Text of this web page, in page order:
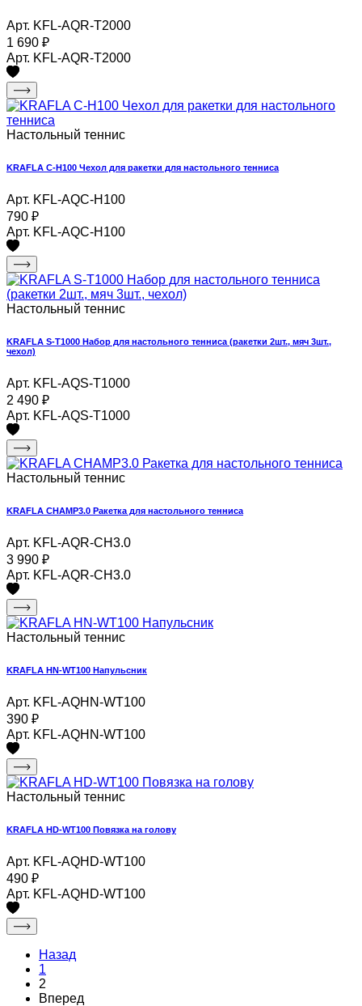
Арт. KFL-AQR-T2000
1 690 ₽
Арт. KFL-AQR-T2000
Настольный теннис
KRAFLA C-H100 Чехол для ракетки для настольного тенниса
Арт. KFL-AQC-H100
790 ₽
Арт. KFL-AQC-H100
Настольный теннис
KRAFLA S-T1000 Набор для настольного тенниса (ракетки 2шт., мяч 3шт.,
чехол)
Арт. KFL-AQS-T1000
2 490 ₽
Арт. KFL-AQS-T1000
Настольный теннис
KRAFLA CHAMP3.0 Ракетка для настольного тенниса
Арт. KFL-AQR-CH3.0
3 990 ₽
Арт. KFL-AQR-CH3.0
Настольный теннис
KRAFLA HN-WT100 Напульсник
Арт. KFL-AQHN-WT100
390 ₽
Арт. KFL-AQHN-WT100
Настольный теннис
KRAFLA HD-WT100 Повязка на голову
Арт. KFL-AQHD-WT100
490 ₽
Арт. KFL-AQHD-WT100
Назад
1
2
Вперед